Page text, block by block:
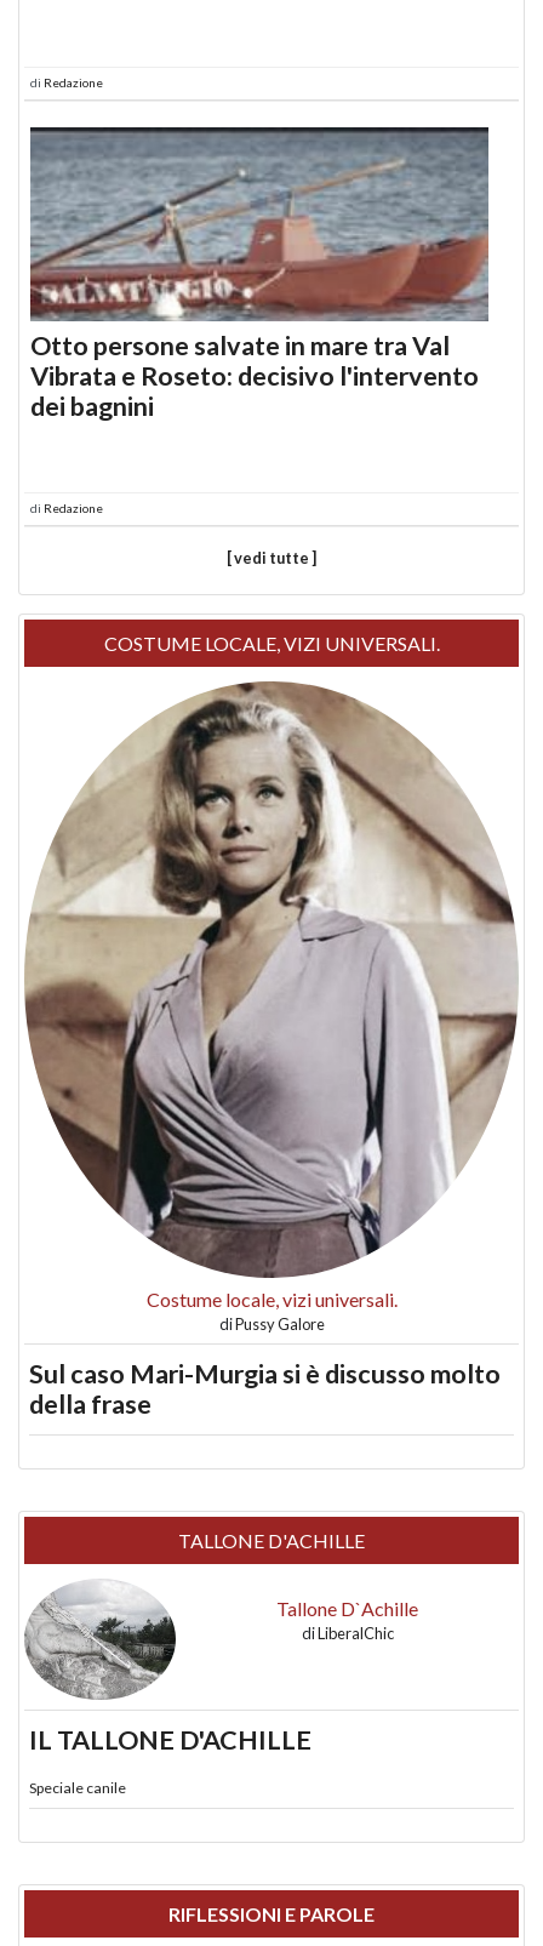
di Redazione
Otto persone salvate in mare tra Val
Vibrata e Roseto: decisivo l'intervento
dei bagnini
di Redazione
[ vedi tutte ]
COSTUME LOCALE, VIZI UNIVERSALI.
Costume locale, vizi universali.
diPussy Galore
Sul caso Mari-Murgia si è discusso molto
della frase
TALLONE D'ACHILLE
Tallone D`Achille
diLiberalChic
IL TALLONE D'ACHILLE
Speciale canile
RIFLESSIONI E PAROLE